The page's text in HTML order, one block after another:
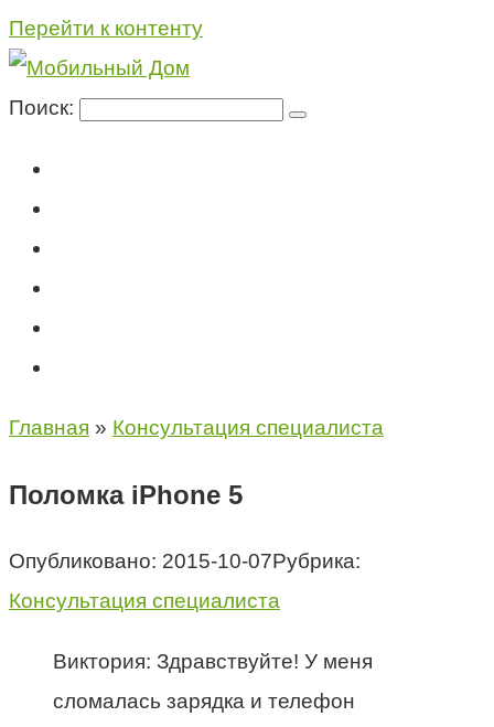
Перейти к контенту
Поиск:
Главная » Консультация специалиста
Поломка iPhone 5
Опубликовано: 2015-10-07Рубрика:
Консультация специалиста
Виктория: Здравствуйте! У меня
сломалась зарядка и телефон